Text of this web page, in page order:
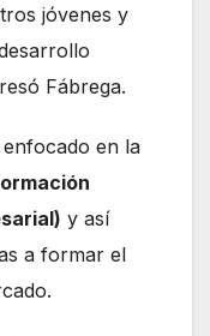
jóvenes y
Fábrega.
en la
y así
a formar el